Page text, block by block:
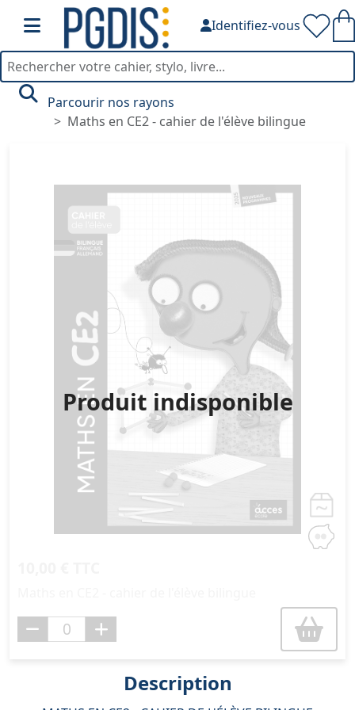
Identifiez-vous
Parcourir nos rayons
Maths en CE2 - cahier de l'élève bilingue
Produit indisponible
Description